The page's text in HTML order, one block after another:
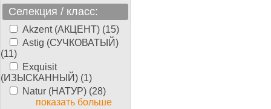
Селекция / класс:
Akzent (АКЦЕНТ) (15)
Astig (СУЧКОВАТЫЙ)
(11)
Exquisit
(ИЗЫСКАННЫЙ) (1)
Natur (НАТУР) (28)
показать больше